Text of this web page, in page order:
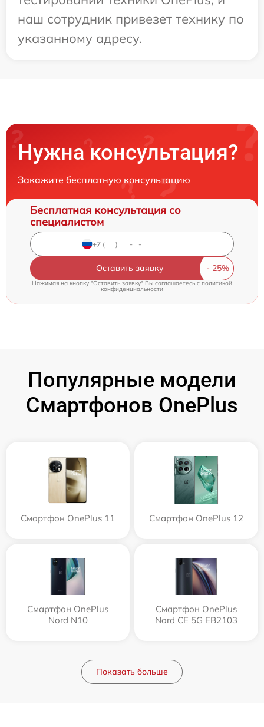
наш сотрудник привезет технику по
указанному адресу.
Нужна консультация?
Закажите бесплатную консультацию
Бесплатная консультация со
специалистом
Оставить заявку
Нажимая на кнопку "Оставить заявку" Вы соглашаетесь c политикой
конфиденциальности
Популярные модели
Смартфонов OnePlus
Смартфон OnePlus 11 Смартфон OnePlus 12
Смартфон OnePlus
Nord N10
Смартфон OnePlus
Nord CE 5G EB2103
Показать больше